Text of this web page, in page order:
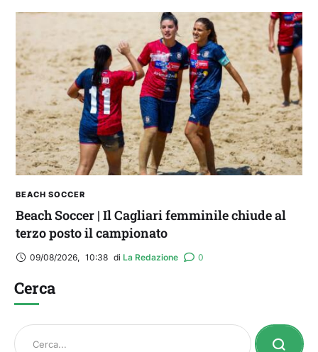
BEACH SOCCER
Beach Soccer | Il Cagliari femminile chiude al
terzo posto il campionato
09/08/2026, 10:38 di La Redazione 0
Cerca